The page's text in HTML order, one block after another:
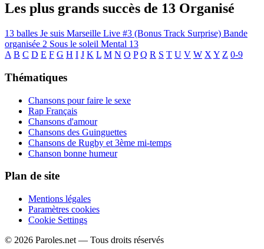
Les plus grands succès de 13 Organisé
13 balles Je suis Marseille Live #3 (Bonus Track Surprise) Bande
organisée 2 Sous le soleil Mental 13
A B C D E F G H I J K L M N O P Q R S T U V W X Y Z 0-9
Thématiques
Chansons pour faire le sexe
Rap Français
Chansons d'amour
Chansons des Guinguettes
Chansons de Rugby et 3ème mi-temps
Chanson bonne humeur
Plan de site
Mentions légales
Paramètres cookies
Cookie Settings
© 2026 Paroles.net — Tous droits réservés